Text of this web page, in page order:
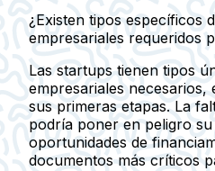
¿Existen tipos específicos
empresariales requeridos
Las startups tienen tipos
empresariales necesarios,
sus primeras etapas. La
podría poner en peligro
oportunidades de
documentos más críticos